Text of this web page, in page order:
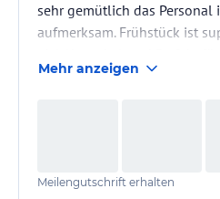
sehr gemütlich das
aufmerksam. Frühstück ist
Mehr anzeigen
Meilengutschrift erhalten